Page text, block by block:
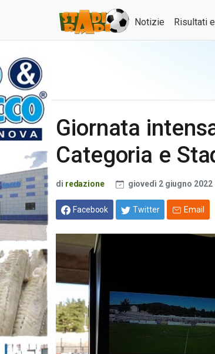
Notizie Risultati
Giornata
Categoria e
di redazione giovedì 2 giugno 2022
Facebook Twitter Email